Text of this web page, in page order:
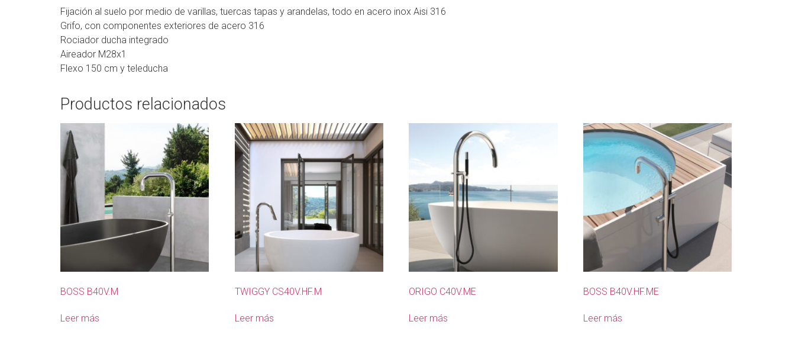
Fijación al suelo por medio de varillas, tuercas tapas y arandelas, todo en acero inox Aisi 316
Grifo, con componentes exteriores de acero 316
Rociador ducha integrado
Aireador M28x1
Flexo 150 cm y teleducha
Productos relacionados
BOSS B40V.M
Leer más
TWIGGY CS40V.HF.M
Leer más
ORIGO C40V.ME
Leer más
BOSS B40V.HF.ME
Leer más